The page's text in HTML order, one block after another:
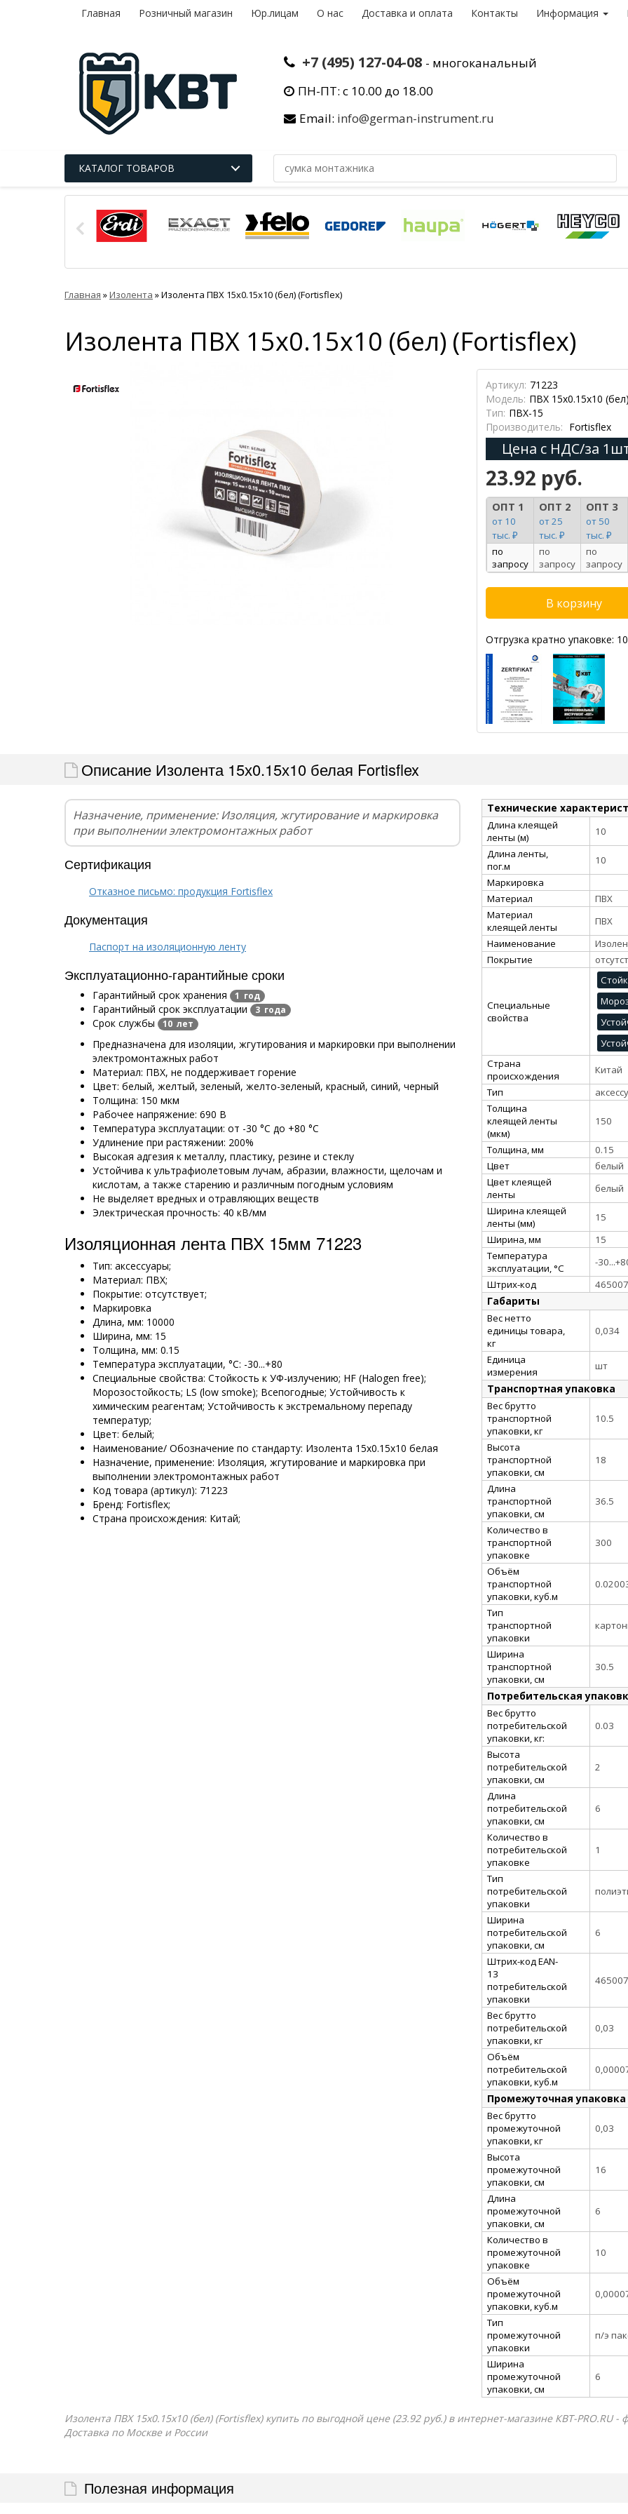
Главная Розничный магазин Юр.лицам О нас Доставка и оплата Контакты Информация
+7 (495) 127-04-08 - многоканальный
ПН-ПТ: с 10.00 до 18.00
Email: info@german-instrument.ru
КАТАЛОГ ТОВАРОВ
Главная »Изолента »Изолента ПВХ 15х0.15х10 (бел) (Fortisflex)
Изолента ПВХ 15х0.15х10 (бел) (Fortisflex)
Артикул: 71223
Модель: ПВХ 15х0.15х10 (бел)
Тип: ПВХ-15
Производитель: Fortisflex
Цена с НДС/за
23.92 руб.
ОПТ 1
от 10
тыс. ₽
ОПТ 2
от 25
тыс. ₽
ОПТ 3
от 50
тыс. ₽
по
запросу
по
запросу
по
запросу
Отгрузка кратно упаковке:
Описание Изолента 15х0.15х10 белая Fortisflex
Назначение, применение: Изоляция, жгутирование и маркировка
при выполнении электромонтажных работ
Сертификация
Отказное письмо: продукция Fortisflex
Документация
Паспорт на изоляционную ленту
Эксплуатационно-гарантийные сроки
Гарантийный срок хранения 1 год
Гарантийный срок эксплуатации 3 года
Срок службы 10 лет
Предназначена для изоляции, жгутирования и маркировки при выполнении
электромонтажных работ
Материал: ПВХ, не поддерживает горение
Цвет: белый, желтый, зеленый, желто-зеленый, красный, синий, черный
Толщина: 150 мкм
Рабочее напряжение: 690 В
Температура эксплуатации: от -30 °C до +80 °C
Удлинение при растяжении: 200%
Высокая адгезия к металлу, пластику, резине и стеклу
Устойчива к ультрафиолетовым лучам, абразии, влажности, щелочам и
кислотам, а также старению и различным погодным условиям
Не выделяет вредных и отравляющих веществ
Электрическая прочность: 40 кВ/мм
Изоляционная лента ПВХ 15мм 71223
Тип: аксессуары;
Материал: ПВХ;
Покрытие: отсутствует;
Маркировка
Длина, мм: 10000
Ширина, мм: 15
Толщина, мм: 0.15
Температура эксплуатации, °C: -30...+80
Специальные свойства: Стойкость к УФ-излучению; HF (Halogen free);
Морозостойкость; LS (low smoke); Всепогодные; Устойчивость к
химическим реагентам; Устойчивость к экстремальному перепаду
температур;
Цвет: белый;
Наименование/ Обозначение по стандарту: Изолента 15х0.15х10 белая
Назначение, применение: Изоляция, жгутирование и маркировка при
выполнении электромонтажных работ
Код товара (артикул): 71223
Бренд: Fortisflex;
Страна происхождения: Китай;
Технические
Длина клеящей
ленты (м)
10
Длина ленты,
пог.м
10
Маркировка
Материал
ПВХ
Материал
клеящей ленты
ПВХ
Наименование
Покрытие
Специальные
свойства
Страна
происхождения
Китай
Тип
Толщина
клеящей ленты
(мкм)
150
Толщина, мм
0.15
Цвет
белый
Цвет клеящей
ленты
белый
Ширина клеящей
ленты (мм)
15
Ширина, мм
15
Температура
эксплуатации, °C
-
Штрих-код
Габариты
Вес нетто
единицы товара,
кг
0,034
Единица
измерения
шт
Транспортная упаковка
Вес брутто
транспортной
упаковки, кг
10.5
Высота
транспортной
упаковки, см
18
Длина
транспортной
упаковки, см
36.5
Количество в
транспортной
упаковке
300
Объём
транспортной
упаковки, куб.м
Тип
транспортной
упаковки
Ширина
транспортной
упаковки, см
30.5
Потребительская
Вес брутто
потребительской
упаковки, кг:
0.03
Высота
потребительской
упаковки, см
2
Длина
потребительской
упаковки, см
6
Количество в
потребительской
упаковке
1
Тип
потребительской
упаковки
Ширина
потребительской
упаковки, см
6
Штрих-код EAN-
13
потребительской
упаковки
Вес брутто
потребительской
упаковки, кг
0,03
Объём
потребительской
упаковки, куб.м
Промежуточная упаковка
Вес брутто
промежуточной
упаковки, кг
0,03
Высота
промежуточной
упаковки, см
16
Длина
промежуточной
упаковки, см
6
Количество в
промежуточной
упаковке
10
Объём
промежуточной
упаковки, куб.м
Тип
промежуточной
упаковки
п/э
Ширина
промежуточной
упаковки, см
6
Изолента ПВХ 15х0.15х10 (бел) (Fortisflex) купить по выгодной цене (23.92 руб.) в интернет-магазине КВТ-PRO.RU -
Доставка по Москве и России
Полезная информация